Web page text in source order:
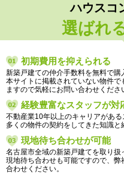
ハウスコ
選ばれ
初期費用を抑えられる
新築戸建ての仲介手数料を無料で購
本サイトに掲載されていない物件
ますので気軽にお問い合わせくださ
経験豊富なスタッフが対
不動産業10年以上のキャリアがある
多くの物件の契約をしてきた知識と
現地待ち合わせが可能
名古屋市全域の新築戸建てを取り扱
現地待ち合わせも可能ですので、
合わせください。